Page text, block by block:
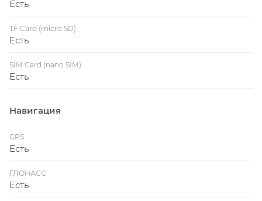
Есть
TF Card (micro SD)
Есть
SIM Card (nano SIM)
Есть
Навигация
GPS
Есть
ГЛОНАСС
Есть